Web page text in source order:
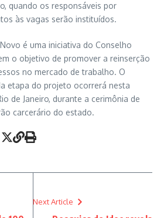
quando os responsáveis por
às vagas serão instituídos.
é uma iniciativa do Conselho
o objetivo de promover a reinserção
no mercado de trabalho. O
etapa do projeto ocorrerá nesta
de Janeiro, durante a cerimônia de
carcerário do estado.
Next Article